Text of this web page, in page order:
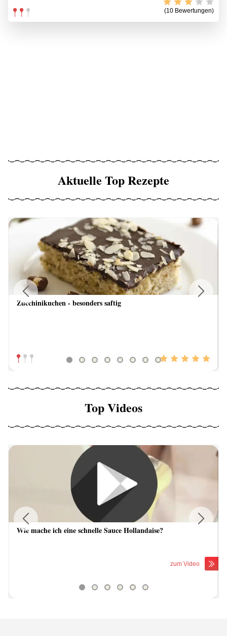
(10 Bewertungen)
Aktuelle Top Rezepte
Zucchinikuchen - besonders saftig
Previous
Top Videos
Wie mache ich eine schnelle Sauce Hollandaise?
zum Video
Previous